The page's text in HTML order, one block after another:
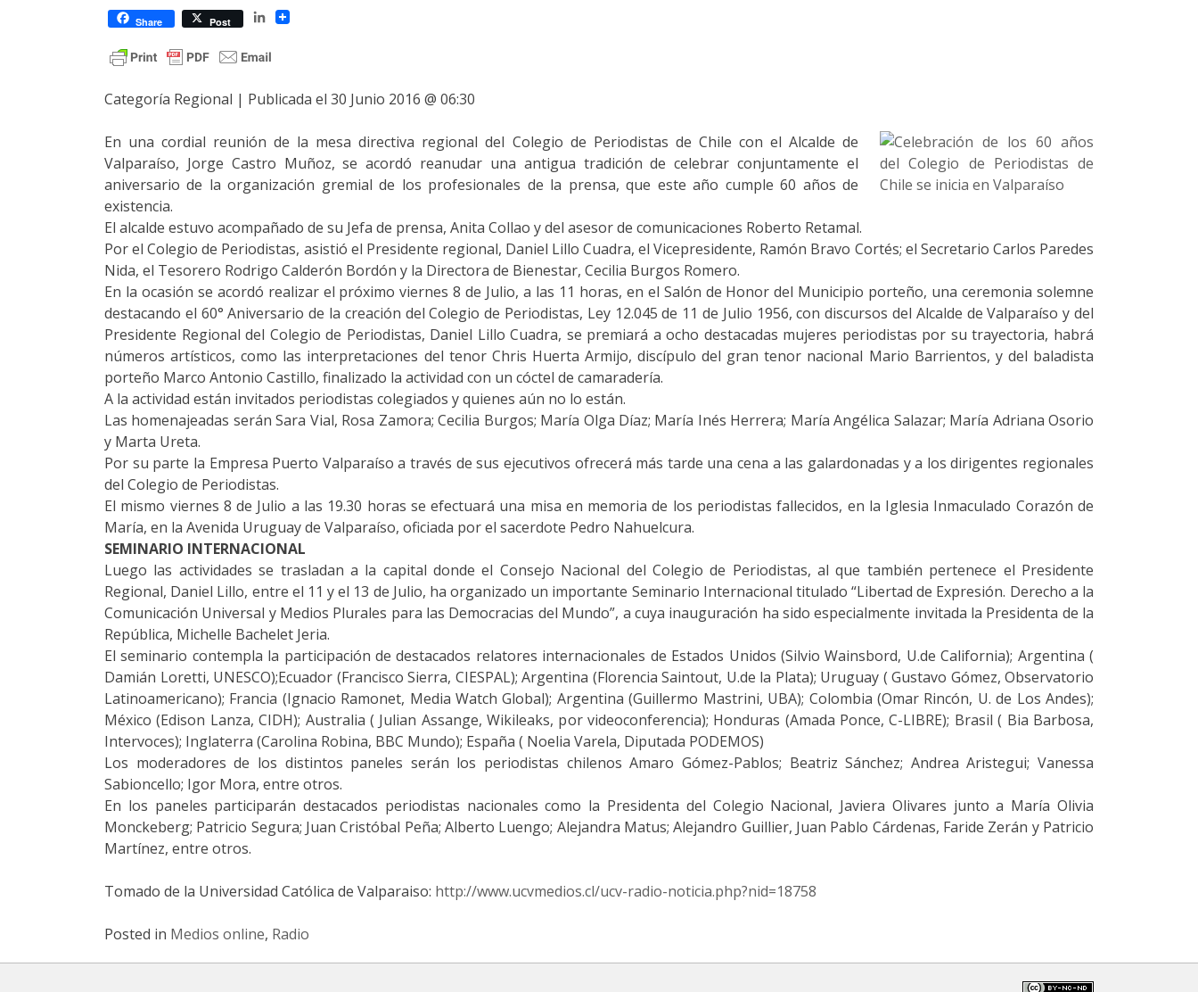
Share Post LinkedIn
Categoría Regional | Publicada el 30 Junio 2016 @ 06:30
En una cordial reunión de la mesa directiva regional del Colegio de Periodistas de Chile con el Alcalde de
Valparaíso, Jorge Castro Muñoz, se acordó reanudar una antigua tradición de celebrar conjuntamente el
aniversario de la organización gremial de los profesionales de la prensa, que este año cumple 60 años de
existencia.
El alcalde estuvo acompañado de su Jefa de prensa, Anita Collao y del asesor de comunicaciones Roberto Retamal.
Por el Colegio de Periodistas, asistió el Presidente regional, Daniel Lillo Cuadra, el Vicepresidente, Ramón Bravo Cortés; el Secretario Carlos Paredes
Nida, el Tesorero Rodrigo Calderón Bordón y la Directora de Bienestar, Cecilia Burgos Romero.
En la ocasión se acordó realizar el próximo viernes 8 de Julio, a las 11 horas, en el Salón de Honor del Municipio porteño, una ceremonia solemne
destacando el 60° Aniversario de la creación del Colegio de Periodistas, Ley 12.045 de 11 de Julio 1956, con discursos del Alcalde de Valparaíso y del
Presidente Regional del Colegio de Periodistas, Daniel Lillo Cuadra, se premiará a ocho destacadas mujeres periodistas por su trayectoria, habrá
números artísticos, como las interpretaciones del tenor Chris Huerta Armijo, discípulo del gran tenor nacional Mario Barrientos, y del baladista
porteño Marco Antonio Castillo, finalizado la actividad con un cóctel de camaradería.
A la actividad están invitados periodistas colegiados y quienes aún no lo están.
Las homenajeadas serán Sara Vial, Rosa Zamora; Cecilia Burgos; María Olga Díaz; María Inés Herrera; María Angélica Salazar; María Adriana Osorio
y Marta Ureta.
Por su parte la Empresa Puerto Valparaíso a través de sus ejecutivos ofrecerá más tarde una cena a las galardonadas y a los dirigentes regionales
del Colegio de Periodistas.
El mismo viernes 8 de Julio a las 19.30 horas se efectuará una misa en memoria de los periodistas fallecidos, en la Iglesia Inmaculado Corazón de
María, en la Avenida Uruguay de Valparaíso, oficiada por el sacerdote Pedro Nahuelcura.
SEMINARIO INTERNACIONAL
Luego las actividades se trasladan a la capital donde el Consejo Nacional del Colegio de Periodistas, al que también pertenece el Presidente
Regional, Daniel Lillo, entre el 11 y el 13 de Julio, ha organizado un importante Seminario Internacional titulado “Libertad de Expresión. Derecho a la
Comunicación Universal y Medios Plurales para las Democracias del Mundo”, a cuya inauguración ha sido especialmente invitada la Presidenta de la
República, Michelle Bachelet Jeria.
El seminario contempla la participación de destacados relatores internacionales de Estados Unidos (Silvio Wainsbord, U.de California); Argentina (
Damián Loretti, UNESCO);Ecuador (Francisco Sierra, CIESPAL); Argentina (Florencia Saintout, U.de la Plata); Uruguay ( Gustavo Gómez, Observatorio
Latinoamericano); Francia (Ignacio Ramonet, Media Watch Global); Argentina (Guillermo Mastrini, UBA); Colombia (Omar Rincón, U. de Los Andes);
México (Edison Lanza, CIDH); Australia ( Julian Assange, Wikileaks, por videoconferencia); Honduras (Amada Ponce, C-LIBRE); Brasil ( Bia Barbosa,
Intervoces); Inglaterra (Carolina Robina, BBC Mundo); España ( Noelia Varela, Diputada PODEMOS)
Los moderadores de los distintos paneles serán los periodistas chilenos Amaro Gómez-Pablos; Beatriz Sánchez; Andrea Aristegui; Vanessa
Sabioncello; Igor Mora, entre otros.
En los paneles participarán destacados periodistas nacionales como la Presidenta del Colegio Nacional, Javiera Olivares junto a María Olivia
Monckeberg; Patricio Segura; Juan Cristóbal Peña; Alberto Luengo; Alejandra Matus; Alejandro Guillier, Juan Pablo Cárdenas, Faride Zerán y Patricio
Martínez, entre otros.
Tomado de la Universidad Católica de Valparaiso: http://www.ucvmedios.cl/ucv-radio-noticia.php?nid=18758
Posted in Medios online, Radio